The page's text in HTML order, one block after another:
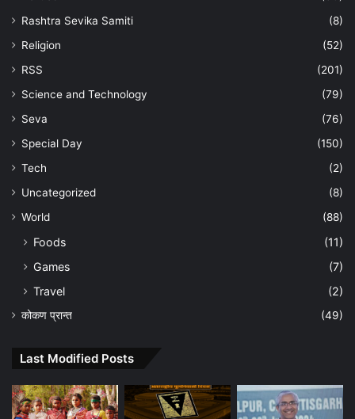
Rashtra Sevika Samiti
(8)
Religion
(52)
RSS
(201)
Science and Technology
(79)
Seva
(76)
Special Day
(150)
Tech
(2)
Uncategorized
(8)
World
(88)
Foods
(11)
Games
(7)
Travel
(2)
कोकण प्रान्त (49)
Last Modified Posts